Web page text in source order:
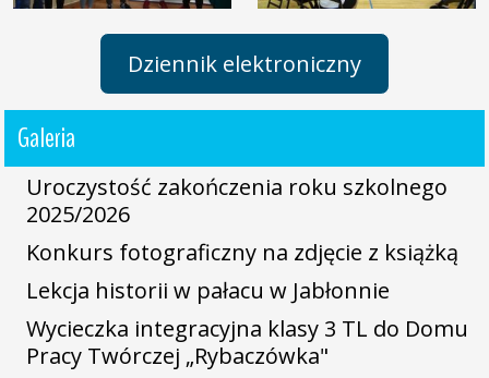
Dziennik elektroniczny
Galeria
Uroczystość zakończenia roku szkolnego
2025/2026
Konkurs fotograficzny na zdjęcie z książką
Lekcja historii w pałacu w Jabłonnie
Wycieczka integracyjna klasy 3 TL do Domu
Pracy Twórczej „Rybaczówka"